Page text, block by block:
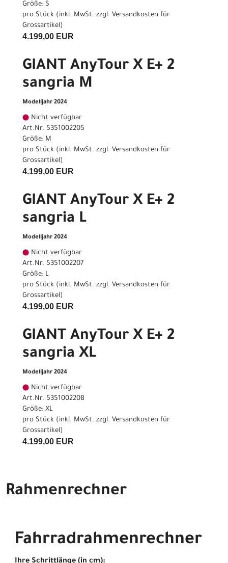
Größe: S
pro Stück (inkl. MwSt. zzgl. Versandkosten für
Grossartikel)
4.199,00 EUR
GIANT AnyTour X E+ 2
sangria M
Modelljahr 2024
Nicht verfügbar
Art.Nr. 5351002205
Größe: M
pro Stück (inkl. MwSt. zzgl. Versandkosten für
Grossartikel)
4.199,00 EUR
GIANT AnyTour X E+ 2
sangria L
Modelljahr 2024
Nicht verfügbar
Art.Nr. 5351002207
Größe: L
pro Stück (inkl. MwSt. zzgl. Versandkosten für
Grossartikel)
4.199,00 EUR
GIANT AnyTour X E+ 2
sangria XL
Modelljahr 2024
Nicht verfügbar
Art.Nr. 5351002208
Größe: XL
pro Stück (inkl. MwSt. zzgl. Versandkosten für
Grossartikel)
4.199,00 EUR
Rahmenrechner
Fahrradrahmenrechner